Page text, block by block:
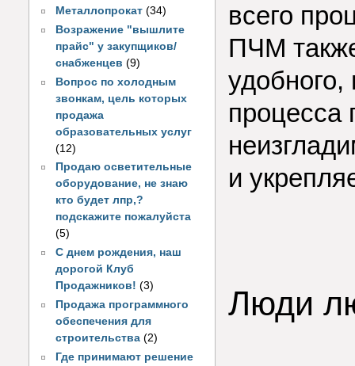
Металлопрокат (34)
Возражение "вышлите
прайс" у закупщиков/
снабженцев (9)
Вопрос по холодным
звонкам, цель которых
продажа
образовательных услуг
(12)
Продаю осветительные
оборудование, не знаю
кто будет лпр,?
подскажите пожалуйста
(5)
С днем рождения, наш
дорогой Клуб
Продажников! (3)
Продажа программного
обеспечения для
строительства (2)
Где принимают решение
всего
ПЧМ
удобного,
процесса
и
Люди